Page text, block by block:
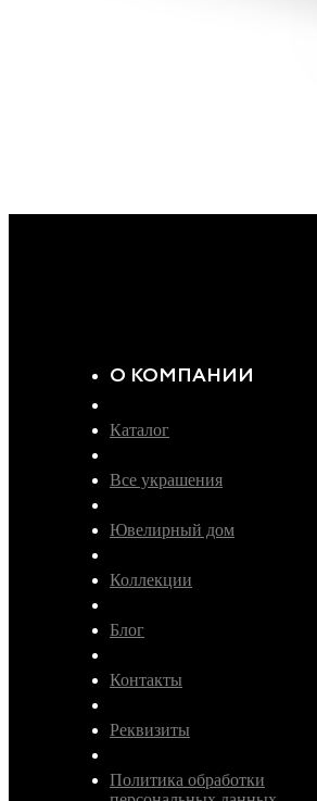
О КОМПАНИИ
Каталог
Все украшения
Ювелирный дом
Коллекции
Блог
Контакты
Реквизиты
Политика обработки